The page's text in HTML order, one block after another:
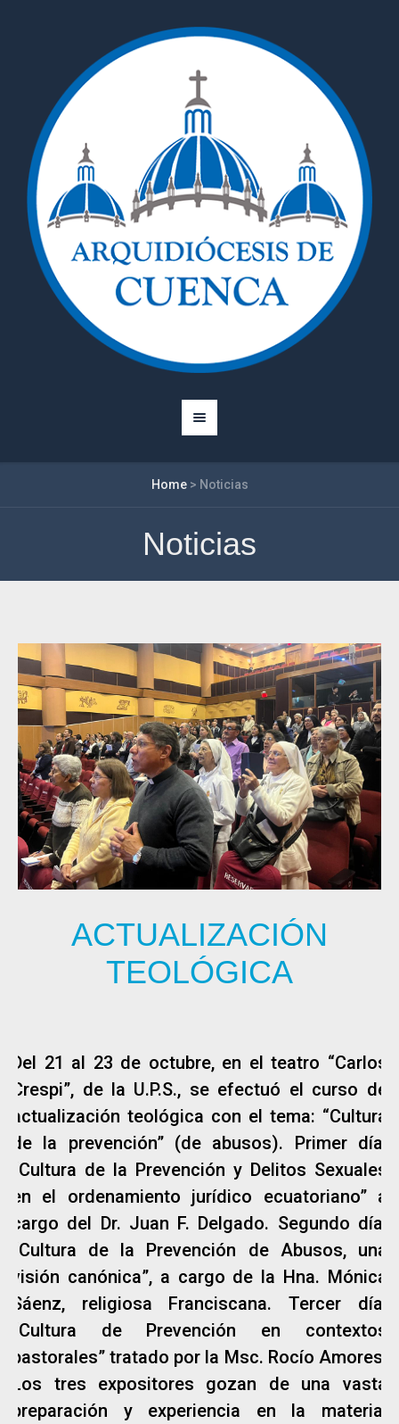
Home > Noticias
Noticias
ACTUALIZACIÓN
TEOLÓGICA
Del 21 al 23 de octubre, en el teatro “Carlos
Crespi”, de la U.P.S., se efectuó el curso de
actualización teológica con el tema: “Cultura
de la prevención” (de abusos). Primer día:
“Cultura de la Prevención y Delitos Sexuales
en el ordenamiento jurídico ecuatoriano” a
cargo del Dr. Juan F. Delgado. Segundo día:
“Cultura de la Prevención de Abusos, una
visión canónica”, a cargo de la Hna. Mónica
Sáenz, religiosa Franciscana. Tercer día:
“Cultura de Prevención en contextos
pastorales” tratado por la Msc. Rocío Amores.
Los tres expositores gozan de una vasta
preparación y experiencia en la materia.